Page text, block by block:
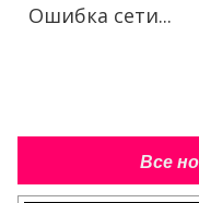
Ошибка сети...
Все